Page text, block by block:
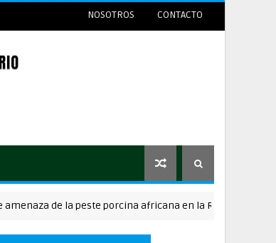
NOSOTROS CONTACTO
de la peste porcina africana en la República